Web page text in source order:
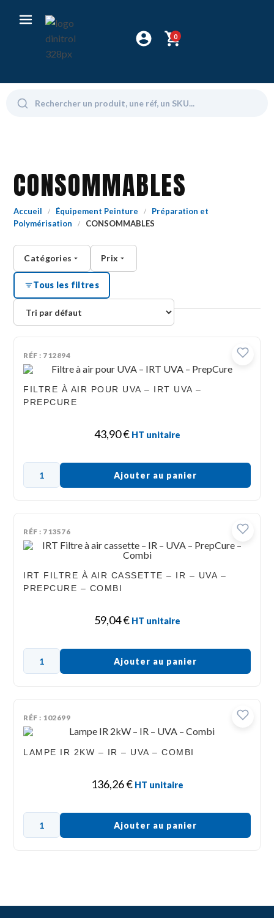
0
CONSOMMABLES
Accueil / Équipement Peinture /
Préparation et
Polymérisation
/ CONSOMMABLES
Catégories Prix
Tous les filtres
RÉF : 712894
FILTRE À AIR POUR UVA – IRT UVA –
PREPCURE
43,90€ HT unitaire
Ajouter au panier
RÉF : 713576
IRT FILTRE À AIR CASSETTE – IR – UVA –
PREPCURE – COMBI
59,04€ HT unitaire
Ajouter au panier
RÉF : 102699
LAMPE IR 2KW – IR – UVA – COMBI
136,26€ HT unitaire
Ajouter au panier